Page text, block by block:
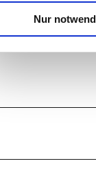
Nur
innerhalb der